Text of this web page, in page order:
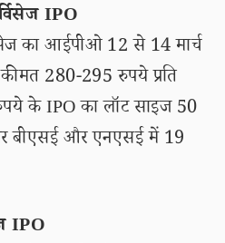
IPO
का आईपीओ 12 से 14 मार्च
280-295 रुपये प्रति
के IPO का लॉट साइज 50
बीएसई और एनएसई में 19
IPO